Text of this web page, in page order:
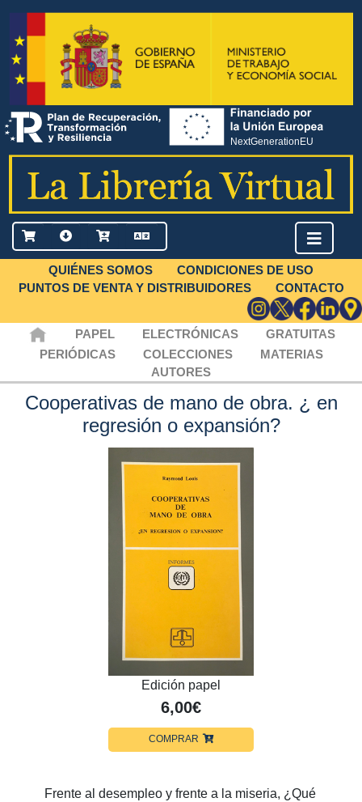
QUIÉNES SOMOS
CONDICIONES DE USO
PUNTOS DE VENTA Y DISTRIBUIDORES
CONTACTO
PAPEL ELECTRÓNICAS
GRATUITAS
PERIÓDICAS
COLECCIONES
MATERIAS
AUTORES
Cooperativas de mano de obra. ¿ en
regresión o expansión?
Edición papel
6,00€
COMPRAR
Frente al desempleo y frente a la miseria, ¿Qué